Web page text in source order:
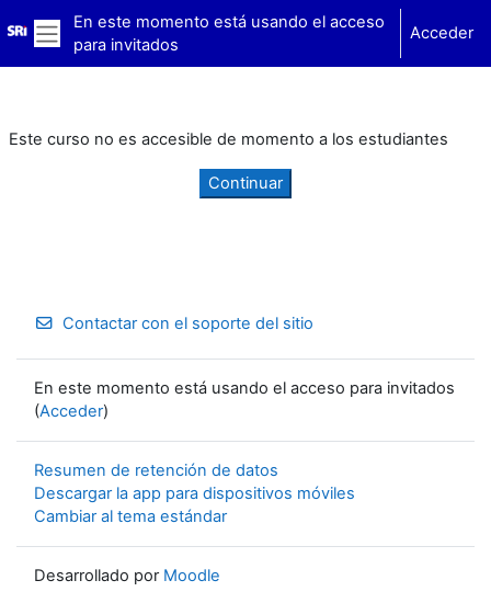
Panel lateral
En este momento está usando el acceso
para invitados
Acceder
Este curso no es accesible de momento a los estudiantes
Continuar
Contactar con el soporte del sitio
En este momento está usando el acceso para invitados
(Acceder)
Resumen de retención de datos
Descargar la app para dispositivos móviles
Cambiar al tema estándar
Desarrollado por Moodle